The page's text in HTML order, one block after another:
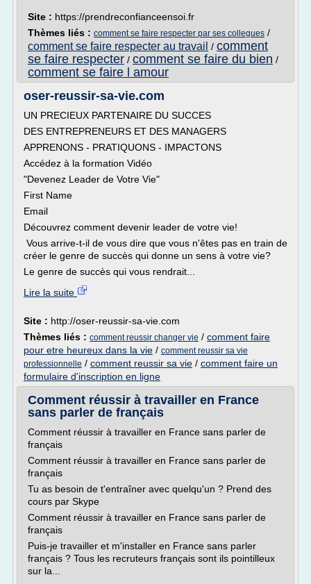
Site : https://prendreconfianceensoi.fr
Thèmes liés : comment se faire respecter par ses collegues /
comment se faire respecter au travail / comment
se faire respecter / comment se faire du bien /
comment se faire l amour
oser-reussir-sa-vie.com
UN PRECIEUX PARTENAIRE DU SUCCES
DES ENTREPRENEURS ET DES MANAGERS
APPRENONS - PRATIQUONS - IMPACTONS
Accédez à la formation Vidéo
"Devenez Leader de Votre Vie"
First Name
Email
Découvrez comment devenir leader de votre vie!
Vous arrive-t-il de vous dire que vous n'êtes pas en train de
créer le genre de succès qui donne un sens à votre vie?
Le genre de succès qui vous rendrait...
Lire la suite
Site : http://oser-reussir-sa-vie.com
Thèmes liés : comment reussir changer vie / comment faire
pour etre heureux dans la vie / comment reussir sa vie
professionnelle / comment reussir sa vie / comment faire un
formulaire d'inscription en ligne
Comment réussir à travailler en France
sans parler de français
Comment réussir à travailler en France sans parler de
français
Comment réussir à travailler en France sans parler de
français
Tu as besoin de t'entraîner avec quelqu'un ? Prend des
cours par Skype
Comment réussir à travailler en France sans parler de
français
Puis-je travailler et m'installer en France sans parler
français ? Tous les recruteurs français sont ils pointilleux
sur la...